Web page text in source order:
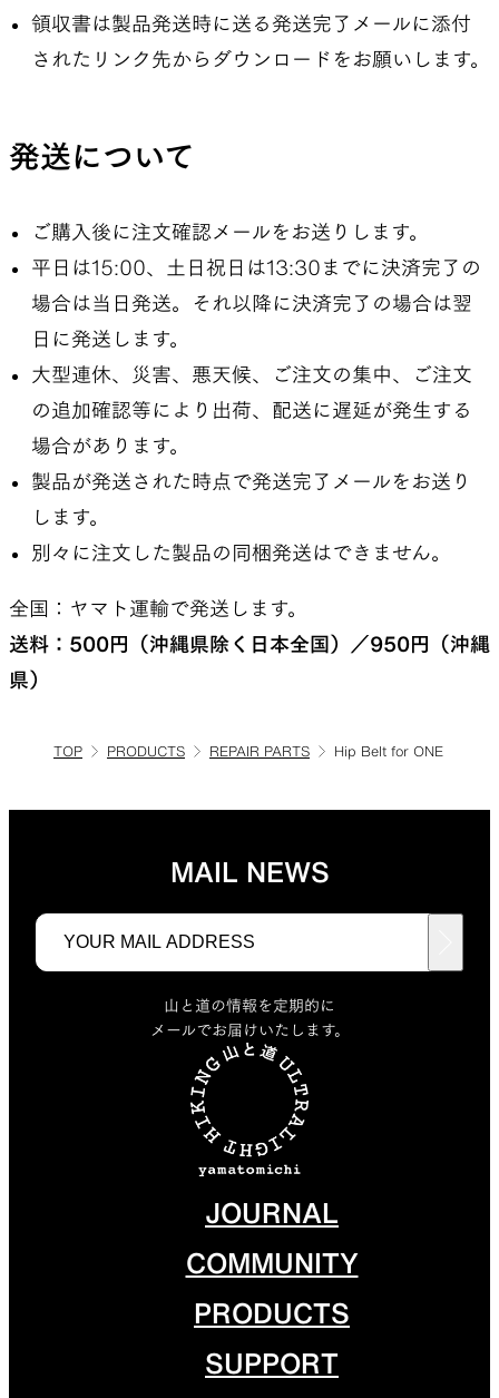
領収書は製品発送時に送る発送完了メールに添付
されたリンク先からダウンロードをお願いします。
発送について
ご購入後に注文確認メールをお送りします。
平日は15:00、土日祝日は13:30までに決済完了の
場合は当日発送。それ以降に決済完了の場合は翌
日に発送します。
大型連休、災害、悪天候、ご注文の集中、ご注文
の追加確認等により出荷、配送に遅延が発生する
場合があります。
製品が発送された時点で発送完了メールをお送り
します。
別々に注文した製品の同梱発送はできません。
全国：ヤマト運輸で発送します。
送料：500円（沖縄県除く日本全国）／950円（沖縄
県）
TOP PRODUCTS REPAIR PARTS Hip Belt for ONE
MAIL NEWS
山と道の情報を定期的に
メールでお届けいたします。
JOURNAL
COMMUNITY
PRODUCTS
SUPPORT